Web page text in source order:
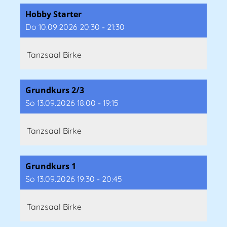
Hobby Starter
Do 10.09.2026 20:30 - 21:30
Tanzsaal Birke
Grundkurs 2/3
So 13.09.2026 18:00 - 19:15
Tanzsaal Birke
Grundkurs 1
So 13.09.2026 19:30 - 20:45
Tanzsaal Birke